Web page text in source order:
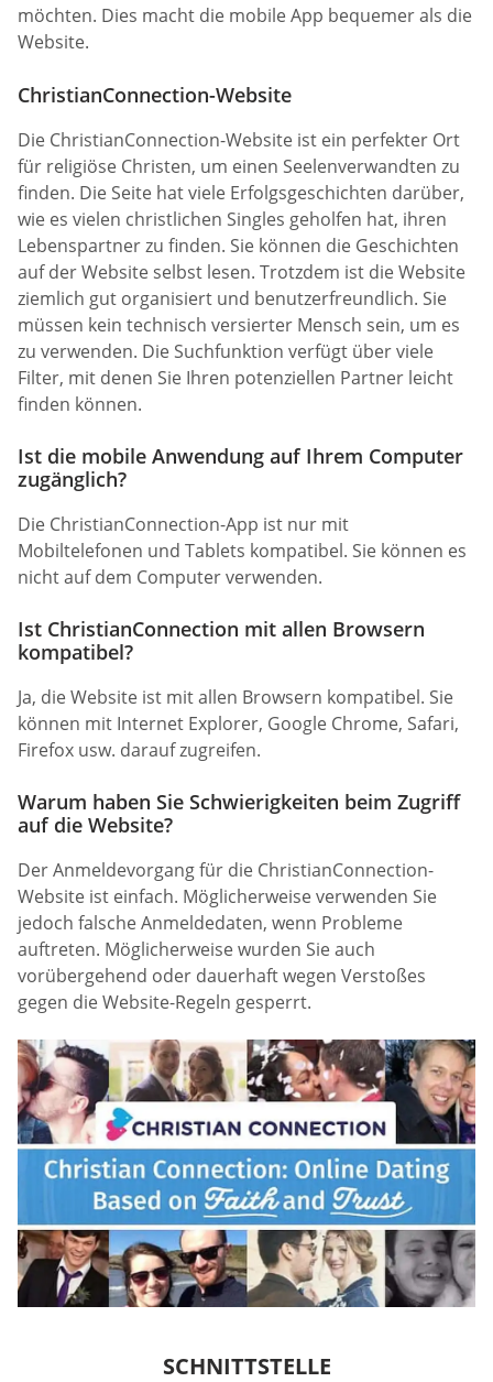
möchten. Dies macht die mobile App bequemer als die
Website.
ChristianConnection-Website
Die ChristianConnection-Website ist ein perfekter Ort
für religiöse Christen, um einen Seelenverwandten zu
finden. Die Seite hat viele Erfolgsgeschichten darüber,
wie es vielen christlichen Singles geholfen hat, ihren
Lebenspartner zu finden. Sie können die Geschichten
auf der Website selbst lesen. Trotzdem ist die Website
ziemlich gut organisiert und benutzerfreundlich. Sie
müssen kein technisch versierter Mensch sein, um es
zu verwenden. Die Suchfunktion verfügt über viele
Filter, mit denen Sie Ihren potenziellen Partner leicht
finden können.
Ist die mobile Anwendung auf Ihrem Computer
zugänglich?
Die ChristianConnection-App ist nur mit
Mobiltelefonen und Tablets kompatibel. Sie können es
nicht auf dem Computer verwenden.
Ist ChristianConnection mit allen Browsern
kompatibel?
Ja, die Website ist mit allen Browsern kompatibel. Sie
können mit Internet Explorer, Google Chrome, Safari,
Firefox usw. darauf zugreifen.
Warum haben Sie Schwierigkeiten beim Zugriff
auf die Website?
Der Anmeldevorgang für die ChristianConnection-
Website ist einfach. Möglicherweise verwenden Sie
jedoch falsche Anmeldedaten, wenn Probleme
auftreten. Möglicherweise wurden Sie auch
vorübergehend oder dauerhaft wegen Verstoßes
gegen die Website-Regeln gesperrt.
SCHNITTSTELLE